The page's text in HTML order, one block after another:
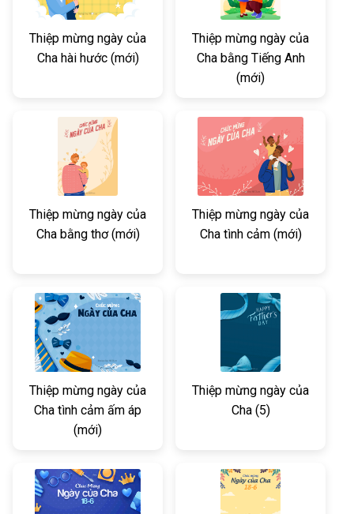
Thiệp mừng ngày của
Cha hài hước (mới)
Thiệp mừng ngày của
Cha bằng Tiếng Anh
(mới)
Thiệp mừng ngày của
Cha bằng thơ (mới)
Thiệp mừng ngày của
Cha tình cảm (mới)
Thiệp mừng ngày của
Cha tình cảm ấm áp
(mới)
Thiệp mừng ngày của
Cha (5)